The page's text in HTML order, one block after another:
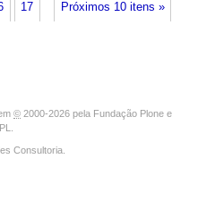
Próximos 10 itens »
17
© 2000-2026 pela Fundação Plone e
Consultoria